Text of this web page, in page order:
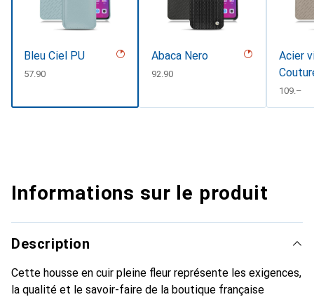
Bleu Ciel PU
CHF
57.90
Abaca Nero
CHF
92.90
Acier
CHF
109.–
Informations sur le produit
Description
Cette housse en cuir pleine fleur représente les exigences,
la qualité et le savoir-faire de la boutique française